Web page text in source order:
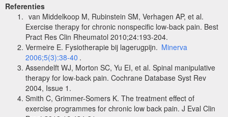
Referenties
van Middelkoop M, Rubinstein SM, Verhagen AP, et al.
Exercise therapy for chronic nonspecific low-back pain. Best
Pract Res Clin Rheumatol 2010;24:193-204.
Vermeire E. Fysiotherapie bij lagerugpijn. Minerva
2006;5(3):38-40 .
Assendelft WJ, Morton SC, Yu EI, et al. Spinal manipulative
therapy for low-back pain. Cochrane Database Syst Rev
2004, Issue 1.
Smith C, Grimmer-Somers K. The treatment effect of
exercise programmes for chronic low back pain. J Eval Clin